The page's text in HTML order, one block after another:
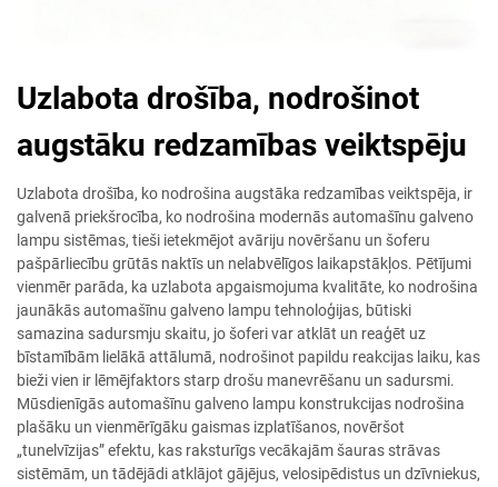
Uzlabota drošība, nodrošinot
augstāku redzamības veiktspēju
Uzlabota drošība, ko nodrošina augstāka redzamības veiktspēja, ir
galvenā priekšrocība, ko nodrošina modernās automašīnu galveno
lampu sistēmas, tieši ietekmējot avāriju novēršanu un šoferu
pašpārliecību grūtās naktīs un nelabvēlīgos laikapstākļos. Pētījumi
vienmēr parāda, ka uzlabota apgaismojuma kvalitāte, ko nodrošina
jaunākās automašīnu galveno lampu tehnoloģijas, būtiski
samazina sadursmju skaitu, jo šoferi var atklāt un reaģēt uz
bīstamībām lielākā attālumā, nodrošinot papildu reakcijas laiku, kas
bieži vien ir lēmējfaktors starp drošu manevrēšanu un sadursmi.
Mūsdienīgās automašīnu galveno lampu konstrukcijas nodrošina
plašāku un vienmērīgāku gaismas izplatīšanos, novēršot
„tunelvīzijas” efektu, kas raksturīgs vecākajām šauras strāvas
sistēmām, un tādējādi atklājot gājējus, velosipēdistus un dzīvniekus,